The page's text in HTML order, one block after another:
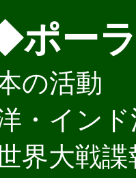
ラ
活動
インド
界大戦諜